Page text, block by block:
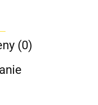
(0)